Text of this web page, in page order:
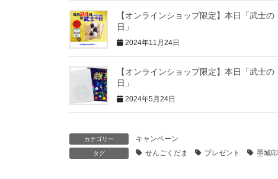
【オンラインショップ限定】本日「武士の
日」
2024年11月24日
【オンラインショップ限定】本日「武士の
日」
2024年5月24日
カテゴリー キャンペーン
タグ せんごくだま プレゼント 墨城印